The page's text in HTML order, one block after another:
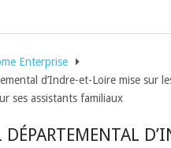
Enterprise
d’Indre-et-Loire mise sur
ses assistants familiaux
DÉPARTEMENTAL